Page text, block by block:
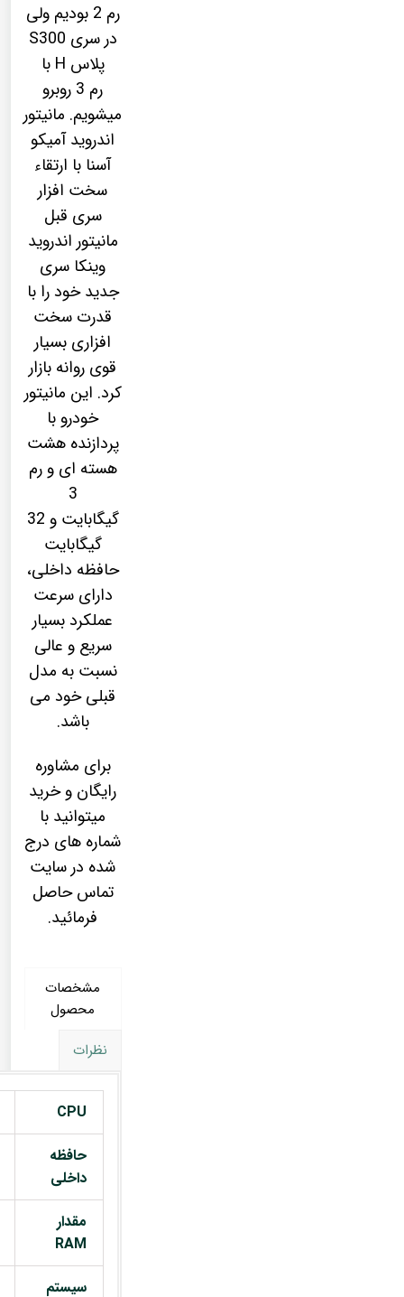
رم 2 بودیم ولی
در سری S300
پلاس H با
رم 3 روبرو
میشویم. مانیتور
اندروید آمیکو
آسنا با ارتقاء
سخت افزار
سری قبل
مانیتور اندروید
وینکا سری
جدید خود را با
قدرت سخت
افزاری بسیار
قوی روانه بازار
کرد. این مانیتور
خودرو با
پردازنده هشت
هسته ای و رم
3
گیگابایت و 32
گیگابایت
حافظه داخلی،
دارای سرعت
عملکرد بسیار
سریع و عالی
نسبت به مدل
قبلی خود می
باشد.
برای مشاوره
رایگان و خرید
میتوانید با
شماره های درج
شده در سایت
تماس حاصل
فرمائید.
مشخصات
محصول
نظرات
CPU
حافظه
داخلی
مقدار
RAM
سیستم